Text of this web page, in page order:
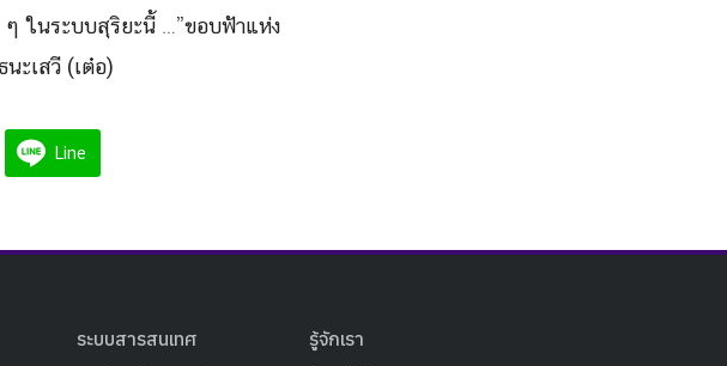
ๆ ในระบบสุริยะนี้ …”ขอบฟ้าแห่ง
ะเสวี (เต๋อ)
Line
ระบบสารสนเทศ รู้จักเรา